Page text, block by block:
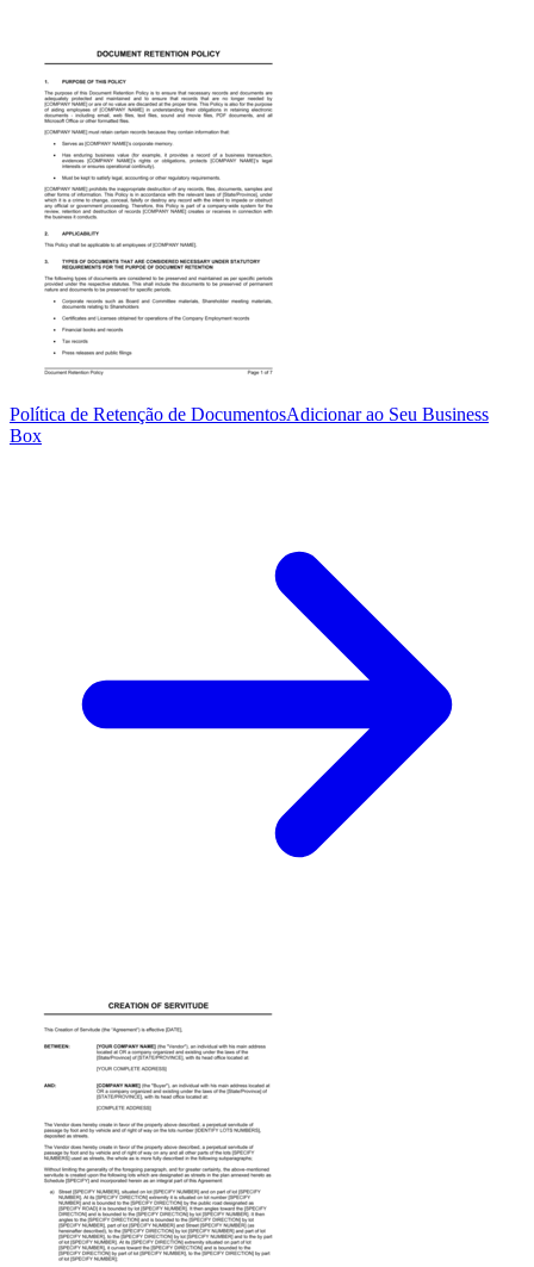
Política de Retenção de DocumentosAdicionar ao Seu Business
Box